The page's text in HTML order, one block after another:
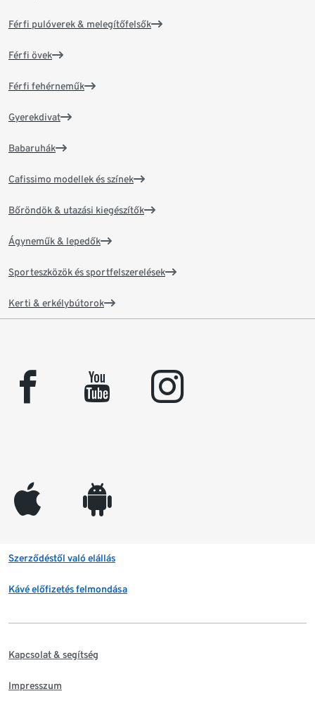
Férfi pulóverek & melegítőfelsők
Férfi övek
Férfi fehérneműk
Gyerekdivat
Babaruhák
Cafissimo modellek és színek
Bőröndök & utazási kiegészítők
Ágyneműk & lepedők
Sporteszközök és sportfelszerelések
Kerti & erkélybútorok
facebook youtube instagram
appleinc android
Szerződéstől való elállás
Kávé előfizetés felmondása
Kapcsolat & segítség
Impresszum